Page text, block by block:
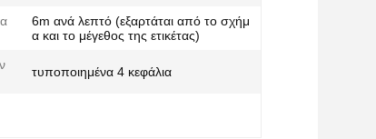
6m ανά λεπτό (εξαρτάται από το σχήμ
α και το μέγεθος της ετικέτας)
τυποποιημένα 4 κεφάλια